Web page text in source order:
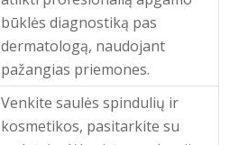
būklės diagnostiką pas
dermatologą, naudojant
pažangias priemones.
Venkite saulės spindulių ir
kosmetikos, pasitarkite su